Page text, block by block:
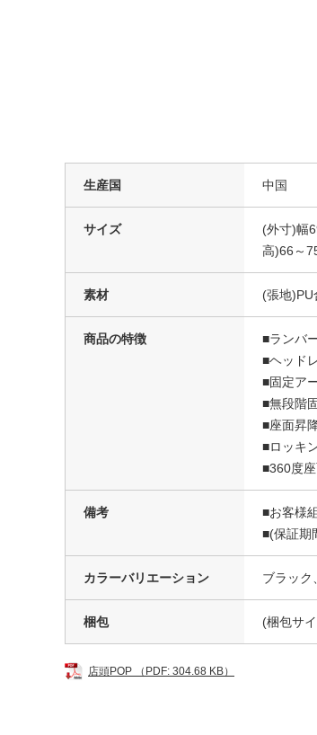
生産国 中国
サイズ
(外寸)幅
高)66～
素材 (張地)PU
商品の特徴
■ランバ
■ヘッド
■固定ア
■無段階
■座面昇
■ロッキ
■360度
備考
■お客様
■(保証期
カラーバリエーション ブラック
梱包 (梱包サ
店頭POP （PDF: 304.68 KB）